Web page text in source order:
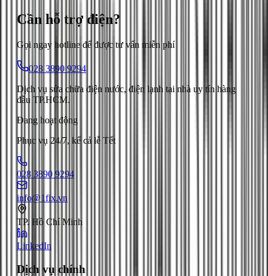
Cần hỗ trợ điện?
Gọi ngay hotline để được tư vấn miễn phí
028 3890 9294
Dịch vụ sửa chữa điện nước, điện lạnh tại nhà uy tín hàng
đầu TP.HCM.
Đang hoạt động
Phục vụ 24/7, kể cả lễ Tết
028 3890 9294
info@1fix.vn
TP. Hồ Chí Minh
LinkedIn
Dịch vụ chính